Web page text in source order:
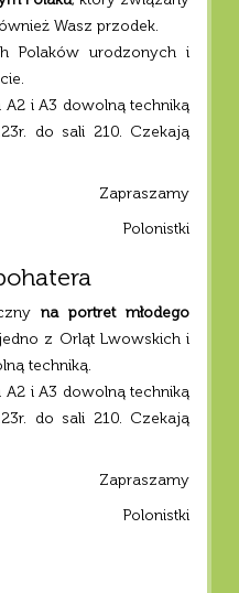
Wasz przodek.
Polaków urodzonych i
A2 i A3 dowolną techniką
do sali 210. Czekają
Zapraszamy
Polonistki
na portret młodego
z Orląt Lwowskich i
techniką.
A2 i A3 dowolną techniką
do sali 210. Czekają
Zapraszamy
Polonistki